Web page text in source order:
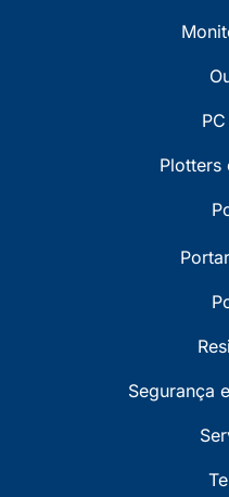
Plotters
Segurança